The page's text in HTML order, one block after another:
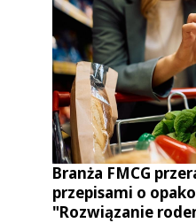
Branża FMCG
przepisami o
"Rozwiązanie